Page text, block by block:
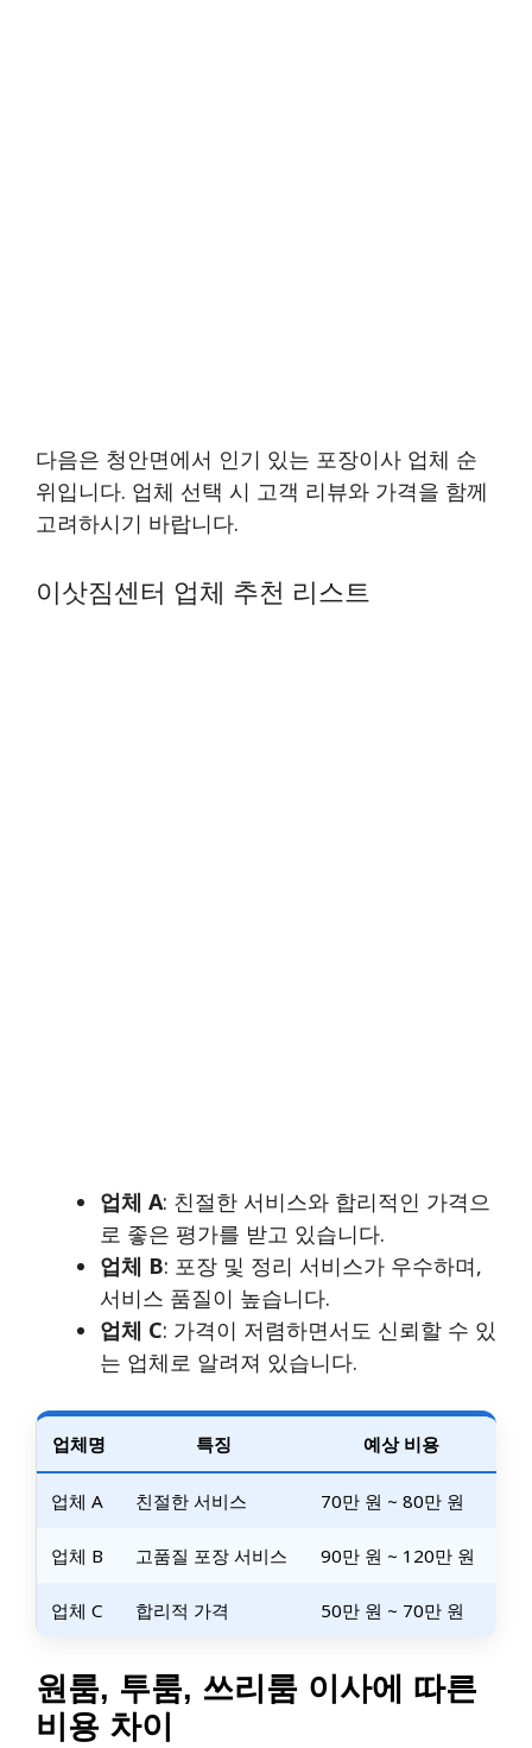
다음은 청안면에서 인기 있는 포장이사 업체 순
위입니다. 업체 선택 시 고객 리뷰와 가격을 함께
고려하시기 바랍니다.
이삿짐센터 업체 추천 리스트
업체 A: 친절한 서비스와 합리적인 가격으
로 좋은 평가를 받고 있습니다.
업체 B: 포장 및 정리 서비스가 우수하며,
서비스 품질이 높습니다.
업체 C: 가격이 저렴하면서도 신뢰할 수 있
는 업체로 알려져 있습니다.
업체명 특징 예상 비용
업체 A 친절한 서비스 70만 원 ~ 80만 원
업체 B 고품질 포장 서비스 90만 원 ~ 120만 원
업체 C 합리적 가격 50만 원 ~ 70만 원
원룸, 투룸, 쓰리룸 이사에 따른
비용 차이